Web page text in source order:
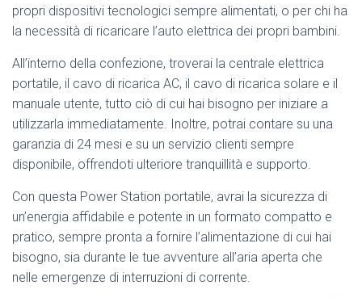
propri dispositivi tecnologici sempre alimentati, o per chi ha
la necessità di ricaricare l’auto elettrica dei propri bambini.
All’interno della confezione, troverai la centrale elettrica
portatile, il cavo di ricarica AC, il cavo di ricarica solare e il
manuale utente, tutto ciò di cui hai bisogno per iniziare a
utilizzarla immediatamente. Inoltre, potrai contare su una
garanzia di 24 mesi e su un servizio clienti sempre
disponibile, offrendoti ulteriore tranquillità e supporto.
Con questa Power Station portatile, avrai la sicurezza di
un’energia affidabile e potente in un formato compatto e
pratico, sempre pronta a fornire l’alimentazione di cui hai
bisogno, sia durante le tue avventure all’aria aperta che
nelle emergenze di interruzioni di corrente.